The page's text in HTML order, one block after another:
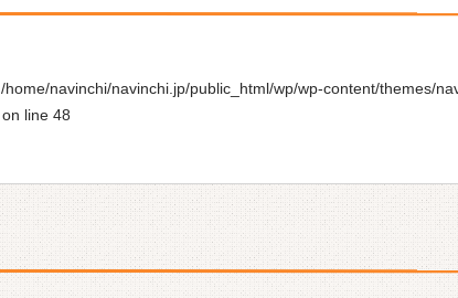
/home/navinchi/navinchi.jp/public_html/wp/wp-content/themes/
on line 48